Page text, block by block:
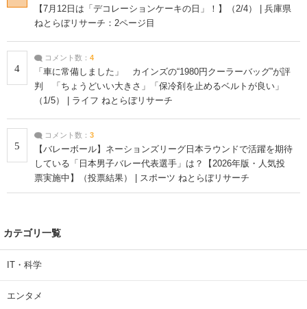
【7月12日は「デコレーションケーキの日」！】（2/4） | 兵庫県
ねとらぼリサーチ：2ページ目
4
コメント数： 4
「車に常備しました」 カインズの“1980円クーラーバッグ”が評
判 「ちょうどいい大きさ」「保冷剤を止めるベルトが良い」
（1/5） | ライフ ねとらぼリサーチ
5
コメント数： 3
【バレーボール】ネーションズリーグ日本ラウンドで活躍を期待
している「日本男子バレー代表選手」は？【2026年版・人気投
票実施中】（投票結果） | スポーツ ねとらぼリサーチ
カテゴリ一覧
IT・科学
エンタメ